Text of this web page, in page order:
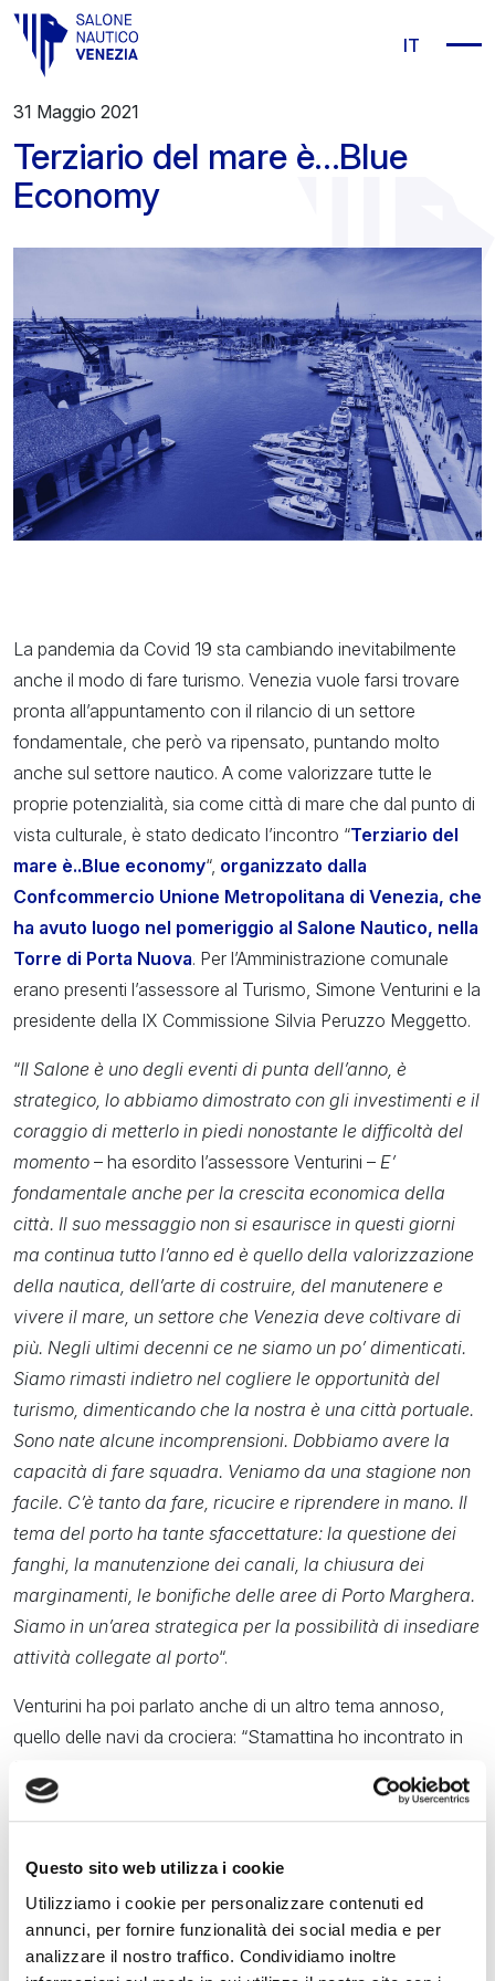
Questo sito web utilizza i cookie
Utilizziamo i cookie per personalizzare contenuti ed
annunci, per fornire funzionalità dei social media e per
analizzare il nostro traffico. Condividiamo inoltre
Vai al contenuto principale
IT
31 Maggio 2021
Terziario del mare è…Blue
Economy
La pandemia da Covid 19 sta cambiando inevitabilmente
anche il modo di fare turismo. Venezia vuole farsi trovare
pronta all’appuntamento con il rilancio di un settore
fondamentale, che però va ripensato, puntando molto
anche sul settore nautico. A come valorizzare tutte le
proprie potenzialità, sia come città di mare che dal punto di
vista culturale, è stato dedicato l’incontro “Terziario del
mare è..Blue economy“, organizzato dalla
Confcommercio Unione Metropolitana di Venezia, che
ha avuto luogo nel pomeriggio al Salone Nautico, nella
Torre di Porta Nuova. Per l’Amministrazione comunale
erano presenti l’assessore al Turismo, Simone Venturini e la
presidente della IX Commissione Silvia Peruzzo Meggetto.
“Il Salone è uno degli eventi di punta dell’anno, è
strategico, lo abbiamo dimostrato con gli investimenti e il
coraggio di metterlo in piedi nonostante le difficoltà del
momento – ha esordito l’assessore Venturini – E’
fondamentale anche per la crescita economica della
città. Il suo messaggio non si esaurisce in questi giorni
ma continua tutto l’anno ed è quello della valorizzazione
della nautica, dell’arte di costruire, del manutenere e
vivere il mare, un settore che Venezia deve coltivare di
più. Negli ultimi decenni ce ne siamo un po’ dimenticati.
Siamo rimasti indietro nel cogliere le opportunità del
turismo, dimenticando che la nostra è una città portuale.
Sono nate alcune incomprensioni. Dobbiamo avere la
capacità di fare squadra. Veniamo da una stagione non
facile. C’è tanto da fare, ricucire e riprendere in mano. Il
tema del porto ha tante sfaccettature: la questione dei
fanghi, la manutenzione dei canali, la chiusura dei
marginamenti, le bonifiche delle aree di Porto Marghera.
Siamo in un’area strategica per la possibilità di insediare
attività collegate al porto“.
Venturini ha poi parlato anche di un altro tema annoso,
quello delle navi da crociera: “Stamattina ho incontrato in
temi che ho posto è quello delle crociere. Dobbiamo
in città. Non vogliamo una contrapposizione che farebbe
solo male a tutti. Allo stesso tempo va attrezzata il prima
possibile l’area di Porto Marghera per far passare le grandi
navi e creare così un’alternativa a San Marco, difendendo